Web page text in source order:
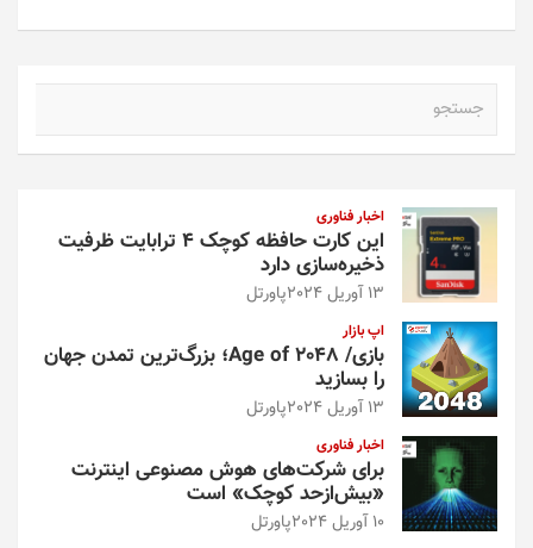
اخبار فناوری
این کارت حافظه کوچک ۴ ترابایت ظرفیت
ذخیره‌سازی دارد
13 آوریل 2024 پاورتل
اپ بازار
بازی/ Age of 2048؛ بزرگ‌ترین تمدن جهان
را بسازید
13 آوریل 2024 پاورتل
اخبار فناوری
برای شرکت‌های هوش مصنوعی اینترنت
«بیش‌از‌حد کوچک» است
10 آوریل 2024 پاورتل